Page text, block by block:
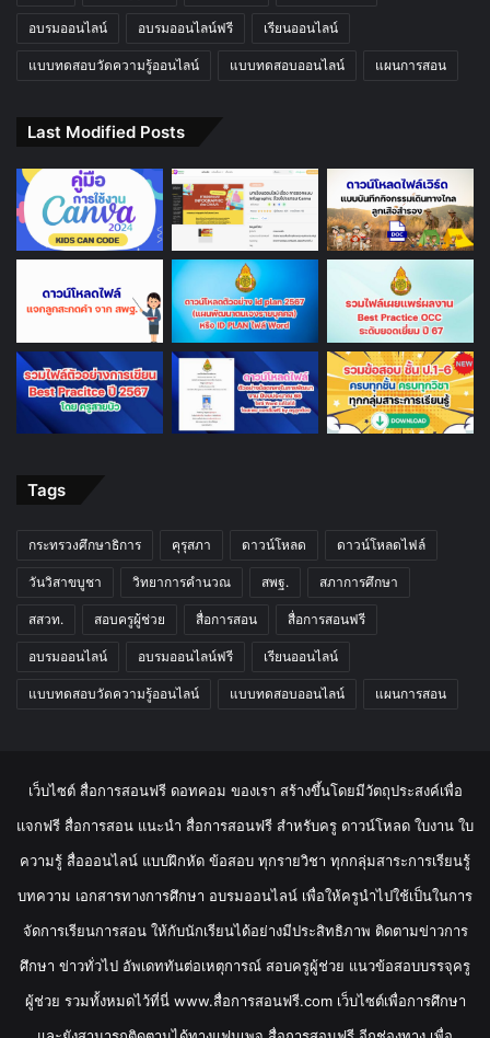
อบรมออนไลน์ อบรมออนไลน์ฟรี เรียนออนไลน์
แบบทดสอบวัดความรู้ออนไลน์ แบบทดสอบออนไลน์ แผนการสอน
Last Modified Posts
Tags
กระทรวงศึกษาธิการ คุรุสภา ดาวน์โหลด ดาวน์โหลดไฟล์
วันวิสาขบูชา วิทยาการคำนวณ สพฐ. สภาการศึกษา
สสวท. สอบครูผู้ช่วย สื่อการสอน สื่อการสอนฟรี
อบรมออนไลน์ อบรมออนไลน์ฟรี เรียนออนไลน์
แบบทดสอบวัดความรู้ออนไลน์ แบบทดสอบออนไลน์ แผนการสอน
เว็บไซต์ สื่อการสอนฟรี ดอทคอม ของเรา สร้างขึ้นโดยมีวัตถุประสงค์เพื่อ
แจกฟรี สื่อการสอน แนะนำ สื่อการสอนฟรี สำหรับครู ดาวน์โหลด ใบงาน ใบ
ความรู้ สื่อออนไลน์ แบบฝึกหัด ข้อสอบ ทุกรายวิชา ทุกกลุ่มสาระการเรียนรู้
บทความ เอกสารทางการศึกษา อบรมออนไลน์ เพื่อให้ครูนำไปใช้เป็นในการ
จัดการเรียนการสอน ให้กับนักเรียนได้อย่างมีประสิทธิภาพ ติดตามข่าวการ
ศึกษา ข่าวทั่วไป อัพเดททันต่อเหตุการณ์ สอบครูผู้ช่วย แนวข้อสอบบรรจุครู
ผู้ช่วย รวมทั้งหมดไว้ที่นี่ www.สื่อการสอนฟรี.com เว็บไซต์เพื่อการศึกษา